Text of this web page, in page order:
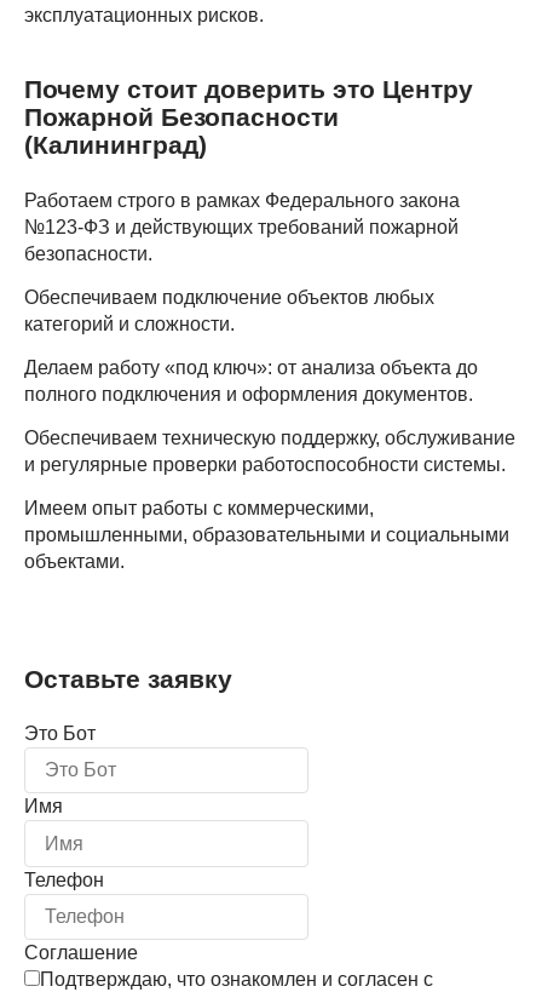
эксплуатационных рисков.
Почему стоит доверить это Центру
Пожарной Безопасности
(Калининград)
Работаем строго в рамках Федерального закона
№123-ФЗ и действующих требований пожарной
безопасности.
Обеспечиваем подключение объектов любых
категорий и сложности.
Делаем работу «под ключ»: от анализа объекта до
полного подключения и оформления документов.
Обеспечиваем техническую поддержку, обслуживание
и регулярные проверки работоспособности системы.
Имеем опыт работы с коммерческими,
промышленными, образовательными и социальными
объектами.
Оставьте заявку
Это Бот
Имя
Телефон
Соглашение
Подтверждаю, что ознакомлен и согласен с